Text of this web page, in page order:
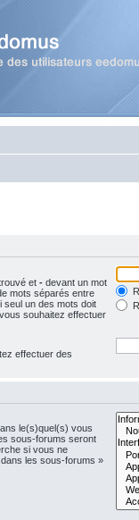
et - devant un mot
mots séparés entre
seul un des mots doit
souhaitez effectuer
effectuer des
le(s)quel(s) vous
sous-forums seront
si vous ne
les sous-forums »